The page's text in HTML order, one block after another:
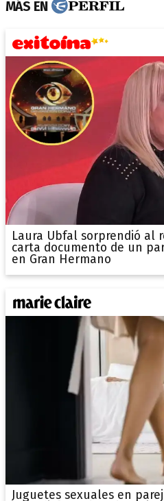
MÁS EN
Laura Ubfal sorprendió al
carta documento de un
en Gran Hermano
Juguetes sexuales en